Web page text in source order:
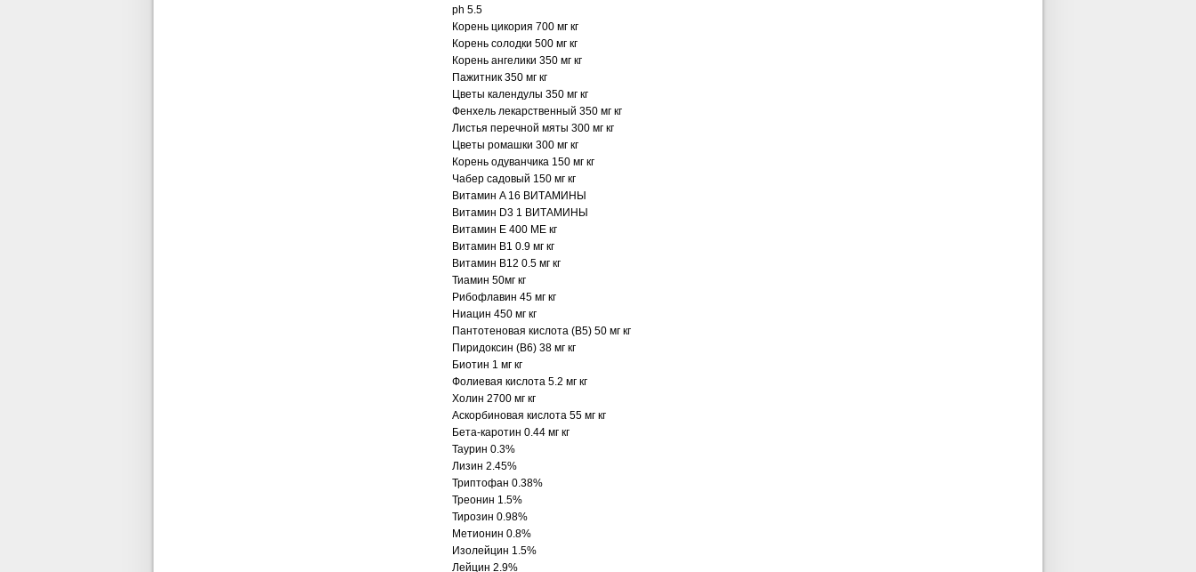
ph 5.5
Корень цикория 700 мг кг
Корень солодки 500 мг кг
Корень ангелики 350 мг кг
Пажитник 350 мг кг
Цветы календулы 350 мг кг
Фенхель лекарственный 350 мг кг
Листья перечной мяты 300 мг кг
Цветы ромашки 300 мг кг
Корень одуванчика 150 мг кг
Чабер садовый 150 мг кг
Витамин A 16 ВИТАМИНЫ
Витамин D3 1 ВИТАМИНЫ
Витамин E 400 МЕ кг
Витамин B1 0.9 мг кг
Витамин B12 0.5 мг кг
Тиамин 50мг кг
Рибофлавин 45 мг кг
Ниацин 450 мг кг
Пантотеновая кислота (B5) 50 мг кг
Пиридоксин (B6) 38 мг кг
Биотин 1 мг кг
Фолиевая кислота 5.2 мг кг
Холин 2700 мг кг
Аскорбиновая кислота 55 мг кг
Бета-каротин 0.44 мг кг
Таурин 0.3%
Лизин 2.45%
Триптофан 0.38%
Треонин 1.5%
Тирозин 0.98%
Метионин 0.8%
Изолейцин 1.5%
Лейцин 2.9%